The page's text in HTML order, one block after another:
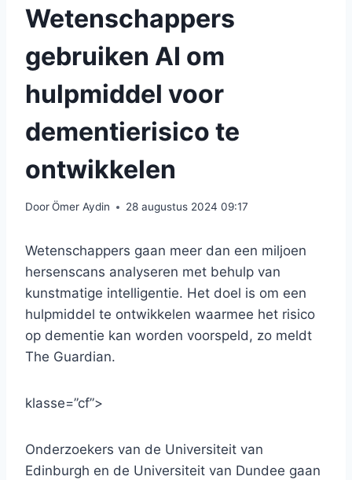
Wetenschappers
gebruiken AI om
hulpmiddel voor
dementierisico te
ontwikkelen
DoorÖmer Aydin 28 augustus 2024 09:17
Wetenschappers gaan meer dan een miljoen
hersenscans analyseren met behulp van
kunstmatige intelligentie. Het doel is om een ​​
hulpmiddel te ontwikkelen waarmee het risico
op dementie kan worden voorspeld, zo meldt
The Guardian.
klasse=”cf”>
Onderzoekers van de Universiteit van
Edinburgh en de Universiteit van Dundee gaan